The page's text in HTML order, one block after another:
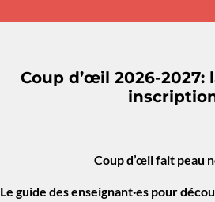
Coup d’œil 2026-2027:
Coup d’œil fait peau
Le guide des enseignant·es pour